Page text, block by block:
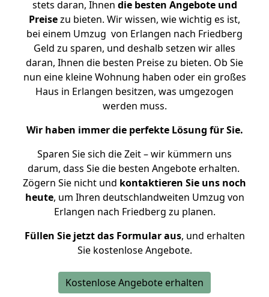
stets daran, Ihnen die besten Angebote und
Preisezu bieten. Wir wissen, wie wichtig es ist,
bei einem Umzug von Erlangen nach Friedberg
Geld zu sparen, und deshalb setzen wir alles
daran, Ihnen die besten Preise zu bieten. Ob Sie
nun eine kleine Wohnung haben oder ein großes
Haus in Erlangen besitzen, was umgezogen
werden muss.
Wir haben immer die perfekte Lösung für Sie.
Sparen Sie sich die Zeit – wir kümmern uns
darum, dass Sie die besten Angebote erhalten.
Zögern Sie nicht und kontaktieren Sie uns noch
heute, um Ihren deutschlandweiten Umzug von
Erlangen nach Friedberg zu planen.
Füllen Sie jetzt das Formular aus, und erhalten
Sie kostenlose Angebote.
Kostenlose Angebote erhalten